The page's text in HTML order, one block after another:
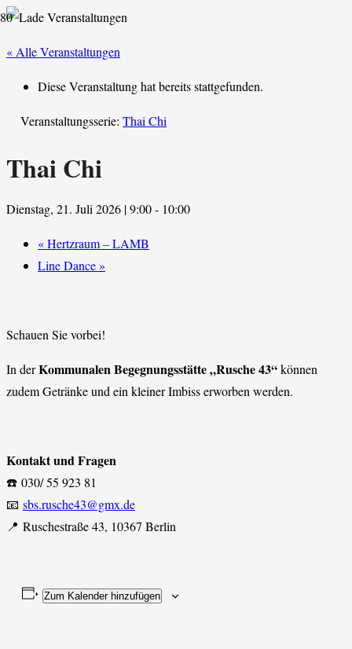
« Alle Veranstaltungen
Diese Veranstaltung hat bereits stattgefunden.
Veranstaltungsserie: Thai Chi
Thai Chi
Dienstag, 21. Juli 2026 | 9:00- 10:00
«Hertzraum – LAMB
Line Dance»
Schauen Sie vorbei!
In derKommunalen Begegnungsstätte „Rusche 43“können
zudem Getränke und ein kleiner Imbiss erworben werden.
Kontakt und Fragen
☎️ 030/ 55 923 81
📧 sbs.rusche43@gmx.de
📍 Ruschestraße 43, 10367 Berlin
Zum Kalender hinzufügen